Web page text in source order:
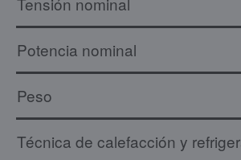
Potencia nominal
Peso
Técnica de calefacción y